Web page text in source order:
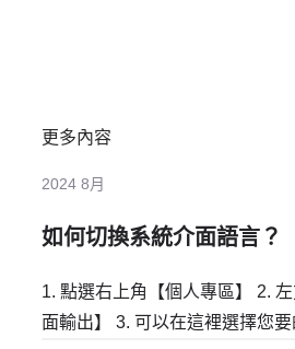
更多內容
2024 8月
如何切換系統介面語言？
1. 點選右上角【個人專區】 2.
面輸出】 3. 可以在這裡選擇您